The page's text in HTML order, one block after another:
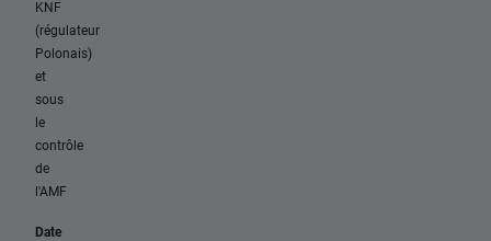
KNF
(régulateur
Polonais)
et
sous
le
contrôle
de
l'AMF
Date